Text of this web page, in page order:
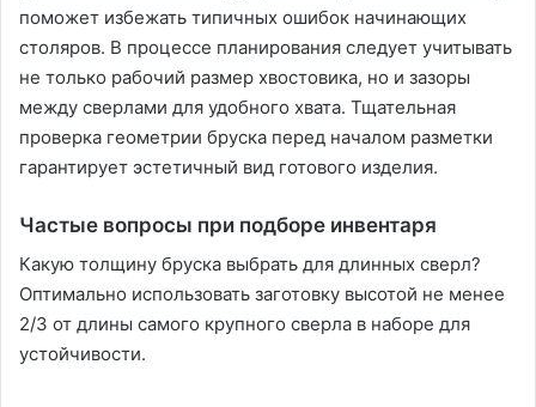
поможет избежать типичных ошибок начинающих
столяров. В процессе планирования следует учитывать
не только рабочий размер хвостовика, но и зазоры
между сверлами для удобного хвата. Тщательная
проверка геометрии бруска перед началом разметки
гарантирует эстетичный вид готового изделия.
Частые вопросы при подборе инвентаря
Какую толщину бруска выбрать для длинных сверл?
Оптимально использовать заготовку высотой не менее
2/3 от длины самого крупного сверла в наборе для
устойчивости.